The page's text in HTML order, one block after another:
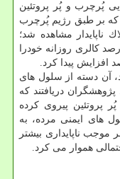
پُرچرب و پُر پروتئین
كه بر طبق رژیم پُرچرب
ناپایدار مشاهده شد؛
پلاك شریانی در موش هایی كه ۴۶ درصد كالری روزانه خودرا
آن دسته از سلول های
دریافتند كه
پروتئین پیروی كرده
های ایمنی مرده، به
موجب ناپایداری بیشتر
هموار می كرد.